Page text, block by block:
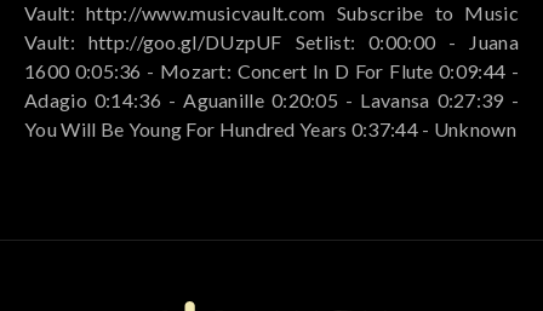
Vault: http://www.musicvault.com Subscribe to Music
Vault: http://goo.gl/DUzpUF Setlist: 0:00:00 - Juana
1600 0:05:36 - Mozart: Concert In D For Flute 0:09:44 -
Adagio 0:14:36 - Aguanille 0:20:05 - Lavansa 0:27:39 -
You Will Be Young For Hundred Years 0:37:44 - Unknown